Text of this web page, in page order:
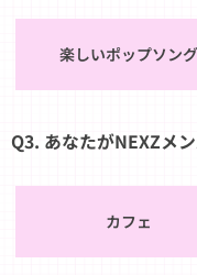
楽しいポップソング
Q3. あなたがNEXZメ
カフェ